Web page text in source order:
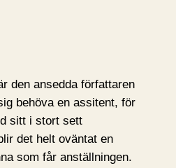
den ansedda författaren
behöva en assitent, för
sitt i stort sett
det helt oväntat en
som får anställningen.